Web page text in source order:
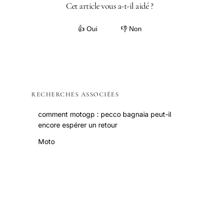
Cet article vous a-t-il aidé ?
👍 Oui 👎 Non
RECHERCHES ASSOCIÉES
comment motogp : pecco bagnaia peut-il
encore espérer un retour
Moto